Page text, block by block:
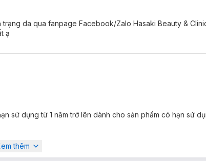
da qua fanpage Facebook/Zalo Hasaki Beauty &
ạ
sử dụng từ 1 năm trở lên dành cho sản phẩm có hạn sử
thêm